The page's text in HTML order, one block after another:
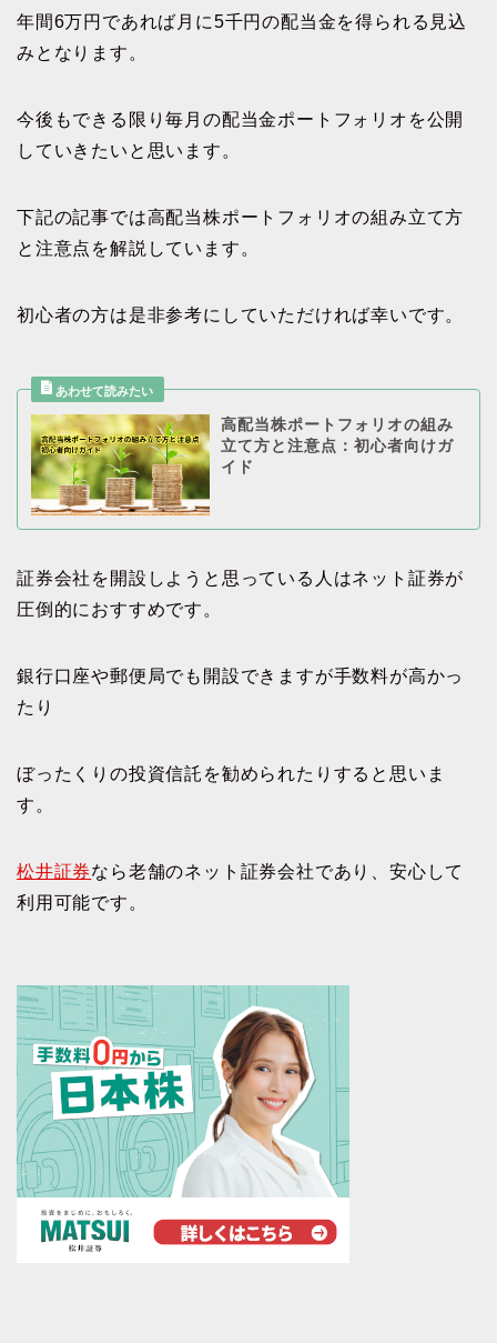
年間6万円であれば月に5千円の配当金を得られる見込
みとなります。
今後もできる限り毎月の配当金ポートフォリオを公開
していきたいと思います。
下記の記事では高配当株ポートフォリオの組み立て方
と注意点を解説しています。
初心者の方は是非参考にしていただければ幸いです。
高配当株ポートフォリオの組み
立て方と注意点：初心者向けガ
イド
証券会社を開設しようと思っている人はネット証券が
圧倒的におすすめです。
銀行口座や郵便局でも開設できますが手数料が高かっ
たり
ぼったくりの投資信託を勧められたりすると思いま
す。
松井証券なら老舗のネット証券会社であり、安心して
利用可能です。